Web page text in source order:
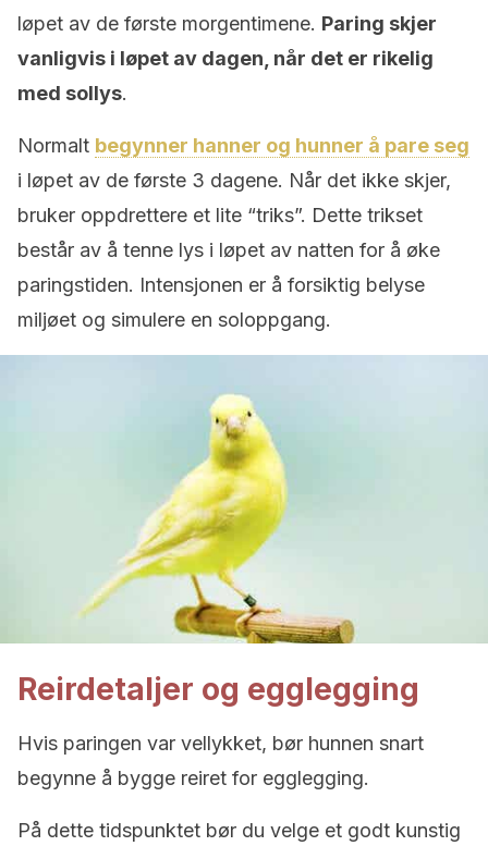
løpet av de første morgentimene. Paring skjer
vanligvis i løpet av dagen, når det er rikelig
med sollys.
Normalt begynner hanner og hunner å pare seg
i løpet av de første 3 dagene. Når det ikke skjer,
bruker oppdrettere et lite “triks”. Dette trikset
består av å tenne lys i løpet av natten for å øke
paringstiden. Intensjonen er å forsiktig belyse
miljøet og simulere en soloppgang.
Reirdetaljer og egglegging
Hvis paringen var vellykket, bør hunnen snart
begynne å bygge reiret for egglegging.
På dette tidspunktet bør du velge et godt kunstig